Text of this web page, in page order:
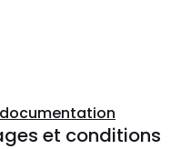
et conditions